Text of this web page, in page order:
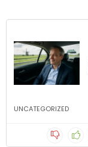
UNCATEGORIZED